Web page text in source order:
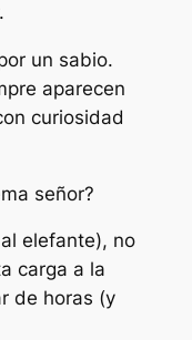
un sabio.
aparecen
curiosidad
señor?
elefante), no
carga a la
de horas (y